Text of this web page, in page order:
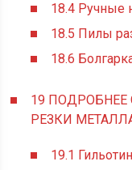
18.4 Ручные
18.5 Пилы
18.6
19
РЕЗКИ
19.1